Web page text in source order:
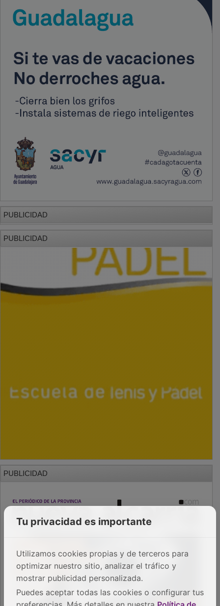
PUBLICIDAD
PUBLICIDAD
PUBLICIDAD
Tu privacidad es importante
Utilizamos cookies propias y de terceros para
optimizar nuestro sitio, analizar el tráfico y
mostrar publicidad personalizada.
Puedes aceptar todas las cookies o configurar tus